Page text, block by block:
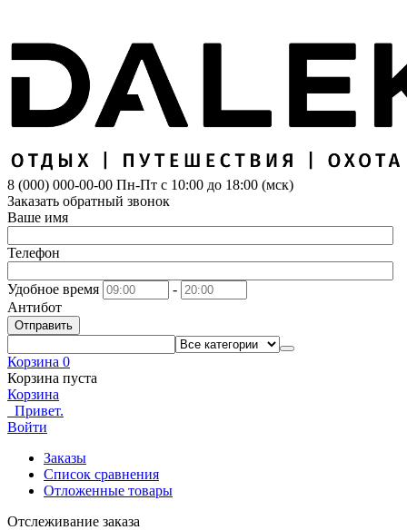
8 (000) 000-00-00 Пн-Пт с 10:00 до 18:00 (мск)
Заказать обратный звонок
Ваше имя
Телефон
Удобное время
-
Антибот
Отправить
Корзина 0
Корзина пуста
Корзина
Привет.
Войти
Заказы
Список сравнения
Отложенные товары
Отслеживание заказа